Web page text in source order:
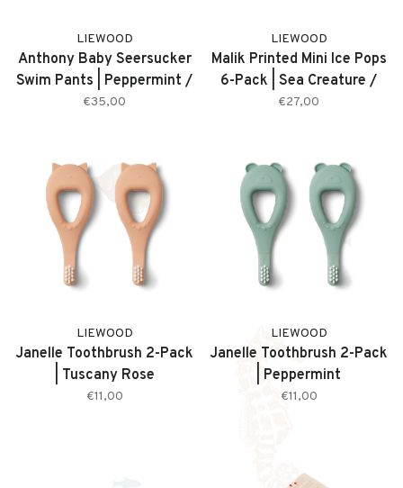
LIEWOOD
Anthony Baby Seersucker
Swim Pants | Peppermint /
Sandy
€35,00
LIEWOOD
Malik Printed Mini Ice Pops
6-Pack | Sea Creature /
Sandy
€27,00
LIEWOOD
Janelle Toothbrush 2-Pack
| Tuscany Rose
€11,00
LIEWOOD
Janelle Toothbrush 2-Pack
| Peppermint
€11,00